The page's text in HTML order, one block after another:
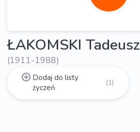
ŁAKOMSKI Tadeusz
(1911-1988)
Dodaj do listy
życzeń
(1)